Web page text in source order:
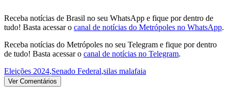
Receba notícias de Brasil no seu WhatsApp e fique por dentro de
tudo! Basta acessar o canal de notícias do Metrópoles no WhatsApp.
Receba notícias do Metrópoles no seu Telegram e fique por dentro
de tudo! Basta acessar o canal de notícias no Telegram.
Eleições 2024,Senado Federal,silas malafaia
Ver Comentários